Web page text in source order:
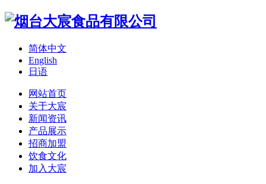
简体中文
English
日语
网站首页
关于大宸
新闻资讯
产品展示
招商加盟
饮食文化
加入大宸